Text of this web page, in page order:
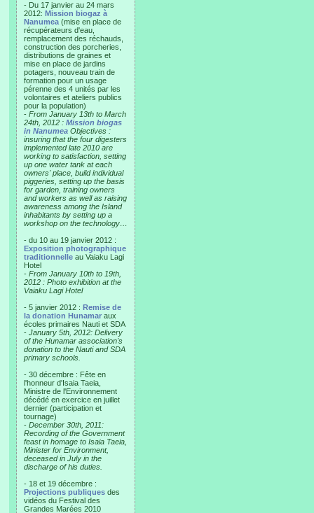
- Du 17 janvier au 24 mars
2012: Mission biogaz à
Nanumea (mise en place de
récupérateurs d'eau,
remplacement des réchauds,
construction des porcheries,
distributions de graines et
mise en place de jardins
potagers, nouveau train de
formation pour un usage
pérenne des 4 unités par les
volontaires et ateliers publics
pour la population)
- From January 13th to March
24th, 2012 : Mission biogas
in Nanumea Objectives :
insuring that the four digesters
implemented late 2010 are
working to satisfaction, setting
up one water tank at each
owners' place, build individual
piggeries, setting up the basis
for garden, training owners
and workers as well as raising
awareness among the Island
inhabitants by setting up a
workshop on the technology…
- du 10 au 19 janvier 2012 :
Exposition photographique
traditionnelle au Vaiaku Lagi
Hotel
- From January 10th to 19th,
2012 : Photo exhibition at the
Vaiaku Lagi Hotel
- 5 janvier 2012 : Remise de
la donation Hunamar aux
écoles primaires Nauti et SDA
- January 5th, 2012: Delivery
of the Hunamar association's
donation to the Nauti and SDA
primary schools.
- 30 décembre : Fête en
l'honneur d'Isaia Taeia,
Ministre de l'Environnement
décédé en exercice en juillet
dernier (participation et
tournage)
- December 30th, 2011:
Recording of the Government
feast in homage to Isaia Taeia,
Minister for Environment,
deceased in July in the
discharge of his duties.
- 18 et 19 décembre :
Projections publiques des
vidéos du Festival des
Grandes Marées 2010